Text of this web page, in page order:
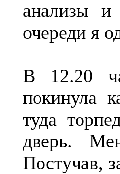
анализы и
очереди я
В 12.20
покинула
туда
дверь.
Постучав,